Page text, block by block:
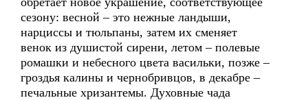
сезону: весной – это нежные ландыши,
нарциссы и тюльпаны, затем их сменяет
венок из душистой сирени, летом – полевые
ромашки и небесного цвета васильки, позже –
гроздья калины и чернобривцов, в декабре –
печальные хризантемы. Духовные чада